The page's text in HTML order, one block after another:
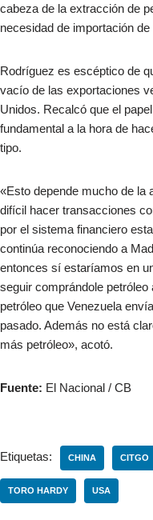
cabeza de la extracción de
necesidad de importación
Rodríguez es escéptico de
vacío de las exportaciones
Unidos. Recalcó que el
fundamental a la hora de
tipo.
«Esto depende mucho de la
difícil hacer transacciones
por el sistema financiero
continúa reconociendo a
entonces sí estaríamos en
seguir comprándole
petróleo que Venezuela
pasado. Además no está
más petróleo», acotó.
Fuente: El Nacional / CB
Etiquetas: CHINA CITGO
TORO HARDY USA